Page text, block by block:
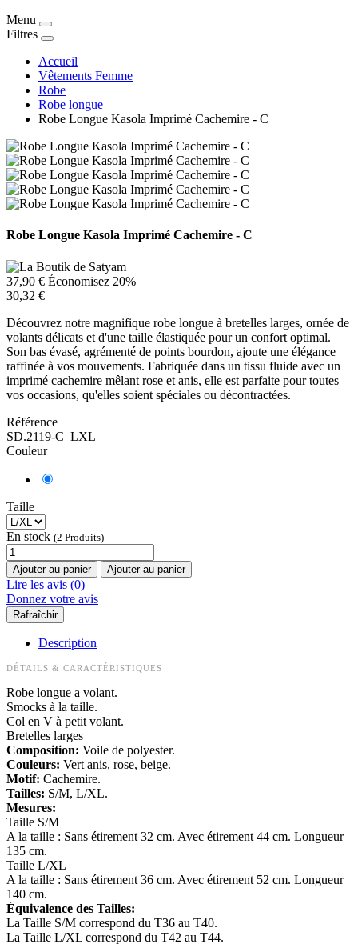
Menu
Filtres
Accueil
Vêtements Femme
Robe
Robe longue
Robe Longue Kasola Imprimé Cachemire - C
Robe Longue Kasola Imprimé Cachemire - C
37,90 € Économisez 20%
30,32 €
Découvrez notre magnifique robe longue à bretelles larges, ornée de
volants délicats et d'une taille élastiquée pour un confort optimal.
Son bas évasé, agrémenté de points bourdon, ajoute une élégance
raffinée à vos mouvements. Fabriquée dans un tissu fluide avec un
imprimé cachemire mêlant rose et anis, elle est parfaite pour toutes
vos occasions, qu'elles soient spéciales ou décontractées.
Référence
SD.2119-C_LXL
Couleur
Taille
En stock (2 Produits)
Ajouter au panier Ajouter au panier
Lire les avis (0)
Donnez votre avis
Description
DÉTAILS & CARACTÉRISTIQUES
Robe longue a volant.
Smocks à la taille.
Col en V à petit volant.
Bretelles larges
Composition: Voile de polyester.
Couleurs: Vert anis, rose, beige.
Motif: Cachemire.
Tailles: S/M, L/XL.
Mesures:
Taille S/M
A la taille : Sans étirement 32 cm. Avec étirement 44 cm. Longueur
135 cm.
Taille L/XL
A la taille : Sans étirement 36 cm. Avec étirement 52 cm. Longueur
140 cm.
Équivalence des Tailles:
La Taille S/M correspond du T36 au T40.
La Taille L/XL correspond du T42 au T44.